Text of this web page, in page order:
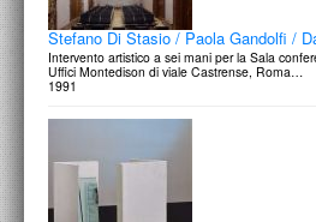
Stefano Di Stasio / Paola Gandolfi /
Intervento artistico a sei mani per la Sala
Uffici Montedison di viale Castrense, Roma…
1991